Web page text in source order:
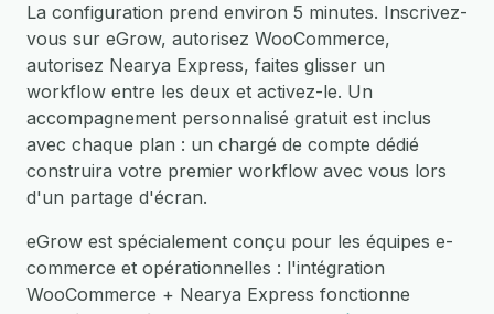
La configuration prend environ 5 minutes. Inscrivez-
vous sur eGrow, autorisez WooCommerce,
autorisez Nearya Express, faites glisser un
workflow entre les deux et activez-le. Un
accompagnement personnalisé gratuit est inclus
avec chaque plan : un chargé de compte dédié
construira votre premier workflow avec vous lors
d'un partage d'écran.
eGrow est spécialement conçu pour les équipes e-
commerce et opérationnelles : l'intégration
WooCommerce + Nearya Express fonctionne